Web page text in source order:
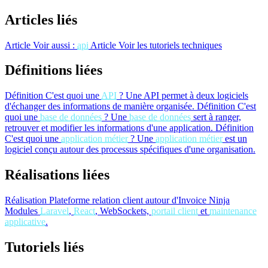
Articles liés
Article Voir aussi : api Article Voir les tutoriels techniques
Définitions liées
Définition C'est quoi une API ? Une API permet à deux logiciels
d'échanger des informations de manière organisée. Définition C'est
quoi une base de données ? Une base de données sert à ranger,
retrouver et modifier les informations d'une application. Définition
C'est quoi une application métier? Une application métierest un
logiciel conçu autour des processus spécifiques d'une organisation.
Réalisations liées
Réalisation Plateforme relation client autour d'Invoice Ninja
Modules Laravel, React, WebSockets, portail client et maintenance
applicative.
Tutoriels liés